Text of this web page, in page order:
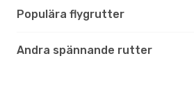
Populära flygrutter
Andra spännande rutter